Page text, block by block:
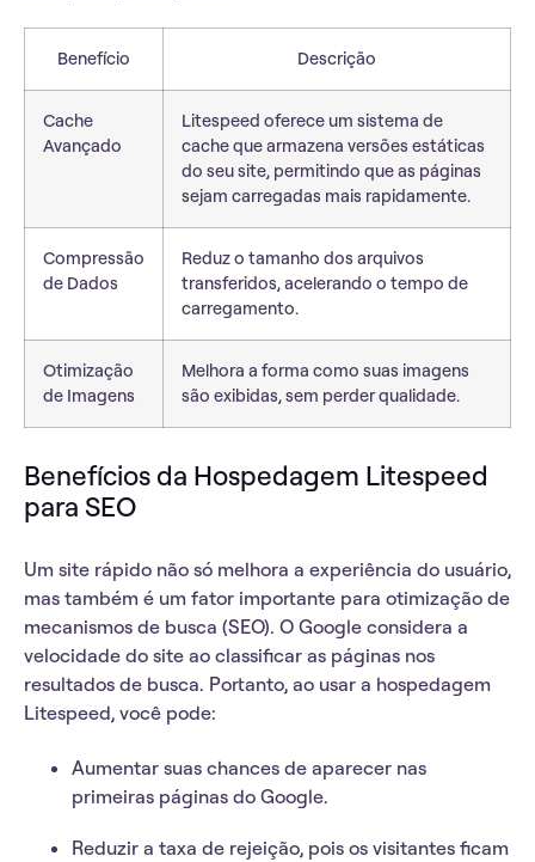
Benefício Descrição
Cache
Avançado
Litespeed oferece um sistema de
cache que armazena versões estáticas
do seu site, permitindo que as páginas
sejam carregadas mais rapidamente.
Compressão
de Dados
Reduz o tamanho dos arquivos
transferidos, acelerando o tempo de
carregamento.
Otimização
de Imagens
Melhora a forma como suas imagens
são exibidas, sem perder qualidade.
Benefícios da Hospedagem Litespeed
para SEO
Um site rápido não só melhora a experiência do usuário,
mas também é um fator importante para otimização de
mecanismos de busca (SEO). O Google considera a
velocidade do site ao classificar as páginas nos
resultados de busca. Portanto, ao usar a hospedagem
Litespeed, você pode:
Aumentar suas chances de aparecer nas
primeiras páginas do Google.
Reduzir a taxa de rejeição, pois os visitantes ficam